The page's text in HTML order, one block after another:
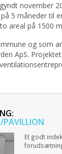
november
5 måneder til
areal på 1500
og som
ApS.
PAVILLION
Et godt